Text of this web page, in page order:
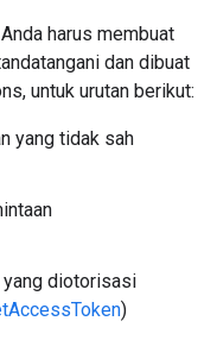
harus membuat
dan dibuat
untuk urutan berikut:
yang tidak sah
yang diotorisasi
)